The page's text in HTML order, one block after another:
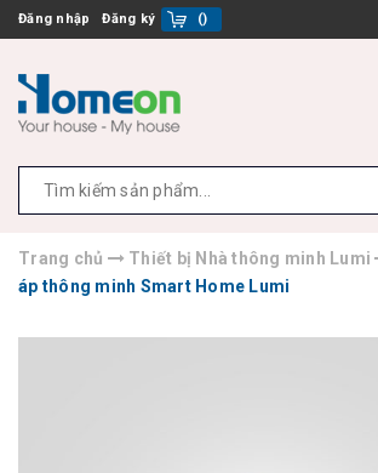
Đăng nhập Đăng ký ()
Trang chủ Thiết bị Nhà thông minh Lumi
áp thông minh Smart Home Lumi